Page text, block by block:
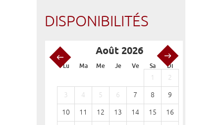
DISPONIBILITÉS
Août 2026
Lu Ma Me Je Ve Sa Di
1 2
3 4 5 6 7 8 9
10 11 12 13 14 15 16